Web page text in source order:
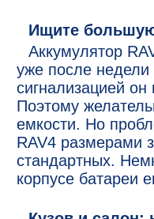
Ищите
Аккумулятор
уже после недели
сигнализацией
Поэтому
емкости. Но
RAV4 размерами
стандартных.
корпусе батареи